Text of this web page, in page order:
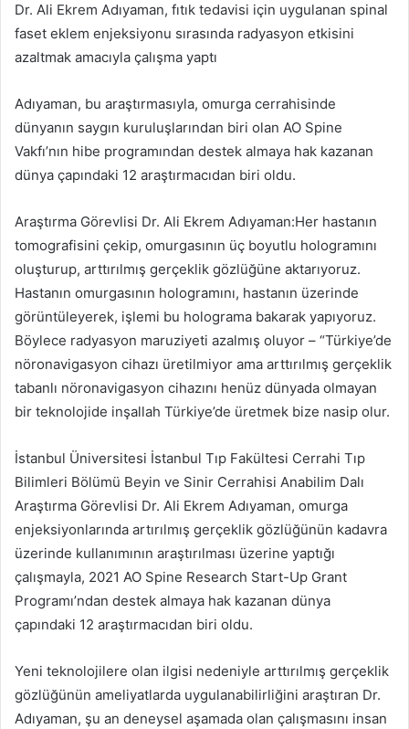
Dr. Ali Ekrem Adıyaman, fıtık tedavisi için uygulanan spinal
faset eklem enjeksiyonu sırasında radyasyon etkisini
azaltmak amacıyla çalışma yaptı
Adıyaman, bu araştırmasıyla, omurga cerrahisinde
dünyanın saygın kuruluşlarından biri olan AO Spine
Vakfı’nın hibe programından destek almaya hak kazanan
dünya çapındaki 12 araştırmacıdan biri oldu.
Araştırma Görevlisi Dr. Ali Ekrem Adıyaman:Her hastanın
tomografisini çekip, omurgasının üç boyutlu hologramını
oluşturup, arttırılmış gerçeklik gözlüğüne aktarıyoruz.
Hastanın omurgasının hologramını, hastanın üzerinde
görüntüleyerek, işlemi bu holograma bakarak yapıyoruz.
Böylece radyasyon maruziyeti azalmış oluyor – “Türkiye’de
nöronavigasyon cihazı üretilmiyor ama arttırılmış gerçeklik
tabanlı nöronavigasyon cihazını henüz dünyada olmayan
bir teknolojide inşallah Türkiye’de üretmek bize nasip olur.
İstanbul Üniversitesi İstanbul Tıp Fakültesi Cerrahi Tıp
Bilimleri Bölümü Beyin ve Sinir Cerrahisi Anabilim Dalı
Araştırma Görevlisi Dr. Ali Ekrem Adıyaman, omurga
enjeksiyonlarında artırılmış gerçeklik gözlüğünün kadavra
üzerinde kullanımının araştırılması üzerine yaptığı
çalışmayla, 2021 AO Spine Research Start-Up Grant
Programı’ndan destek almaya hak kazanan dünya
çapındaki 12 araştırmacıdan biri oldu.
Yeni teknolojilere olan ilgisi nedeniyle arttırılmış gerçeklik
gözlüğünün ameliyatlarda uygulanabilirliğini araştıran Dr.
Adıyaman, şu an deneysel aşamada olan çalışmasını insan